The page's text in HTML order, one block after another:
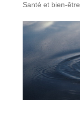
Santé et bien-être